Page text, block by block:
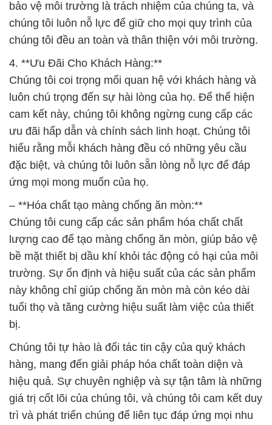
Chúng tôi coi trọng mối quan hệ với khách hàng và
luôn chú trọng đến sự hài lòng của họ. Để thể hiện
cam kết này, chúng tôi không ngừng cung cấp các
ưu đãi hấp dẫn và chính sách linh hoạt. Chúng tôi
hiểu rằng mỗi khách hàng đều có những yêu cầu
đặc biệt, và chúng tôi luôn sẵn lòng nỗ lực để đáp
ứng mọi mong muốn của họ.
– **Hóa chất tạo màng chống ăn mòn:**
Chúng tôi cung cấp các sản phẩm hóa chất chất
lượng cao để tạo màng chống ăn mòn, giúp bảo vệ
bề mặt thiết bị dầu khí khỏi tác động có hại của môi
trường. Sự ổn định và hiệu suất của các sản phẩm
này không chỉ giúp chống ăn mòn mà còn kéo dài
tuổi thọ và tăng cường hiệu suất làm việc của thiết
bị.
Chúng tôi tự hào là đối tác tin cậy của quý khách
hàng, mang đến giải pháp hóa chất toàn diện và
hiệu quả. Sự chuyên nghiệp và sự tận tâm là những
giá trị cốt lõi của chúng tôi, và chúng tôi cam kết duy
trì và phát triển chúng để liên tục đáp ứng mọi nhu
cầu của khách hàng.
# Đơn vị phân phối » cung ứng Liquid HCOOH þ
Formic BASF Đức Germany
# Đơn vị chuyên cung cấp ↔ thương mại Liquid